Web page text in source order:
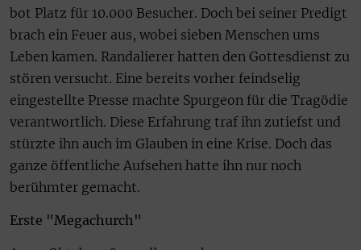
bot Platz für 10.000 Besucher. Doch bei seiner Predigt
brach ein Feuer aus, wobei sieben Menschen ums
Leben kamen. Randalierer hatten den Gottesdienst zu
stören versucht. Eine bereits vorher feindselig
eingestellte Presse machte Spurgeon für die Tragödie
verantwortlich. Diese Erfahrung traf ihn zutiefst und
stürzte ihn auch im Glauben in eine Krise. Doch das
ganze öffentliche Aufsehen hatte ihn nur noch
berühmter gemacht.
Erste "Megachurch"